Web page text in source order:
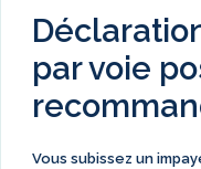
par voie
Vous subissez un